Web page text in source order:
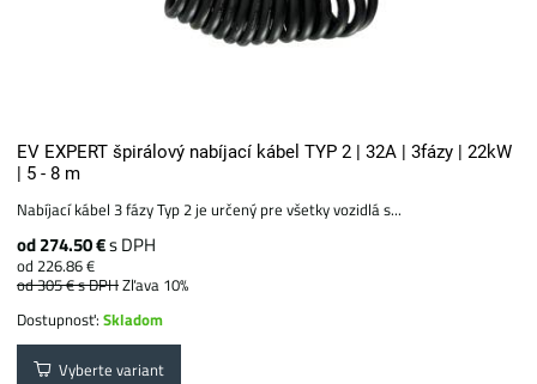
EV EXPERT špirálový nabíjací kábel TYP 2 | 32A | 3fázy | 22kW
| 5 - 8 m
Nabíjací kábel 3 fázy Typ 2 je určený pre všetky vozidlá s...
od 274.50 €s DPH
od 226.86 €
od 305 €s DPHZľava 10%
Dostupnosť:Skladom
Vyberte variant